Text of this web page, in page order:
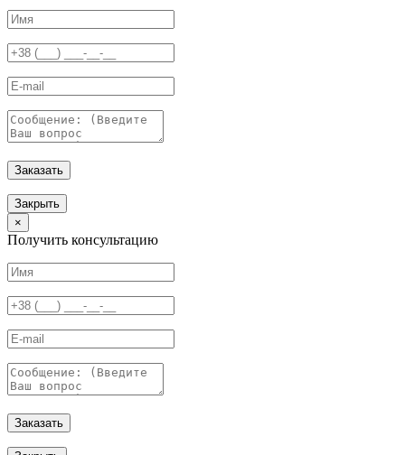
Заказать
Закрыть
×
Получить консультацию
Заказать